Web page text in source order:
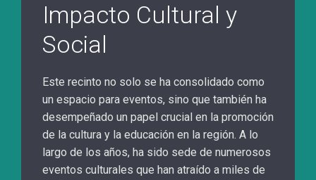
Impacto Cultural y
Social
Este recinto no solo se ha consolidado como
un espacio para eventos, sino que también ha
desempeñado un papel crucial en la promoción
de la cultura y la educación en la región. A lo
largo de los años, ha sido sede de numerosos
eventos culturales que han atraído a miles de